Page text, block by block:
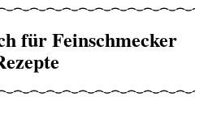
für Feinschmecker